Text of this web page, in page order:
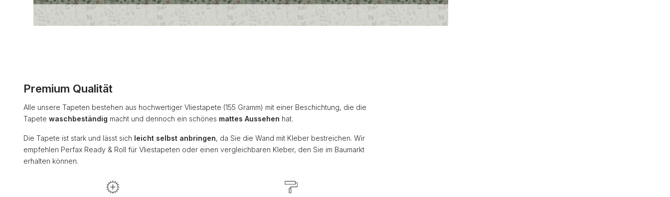
Premium Qualität
Alle unsere Tapeten bestehen aus hochwertiger Vliestapete (155 Gramm) mit einer Beschichtung, die die
Tapete waschbeständig macht und dennoch ein schönes mattes Aussehen hat.
Die Tapete ist stark und lässt sich leicht selbst anbringen, da Sie die Wand mit Kleber bestreichen. Wir
empfehlen Perfax Ready & Roll für Vliestapeten oder einen vergleichbaren Kleber, den Sie im Baumarkt
erhalten können.